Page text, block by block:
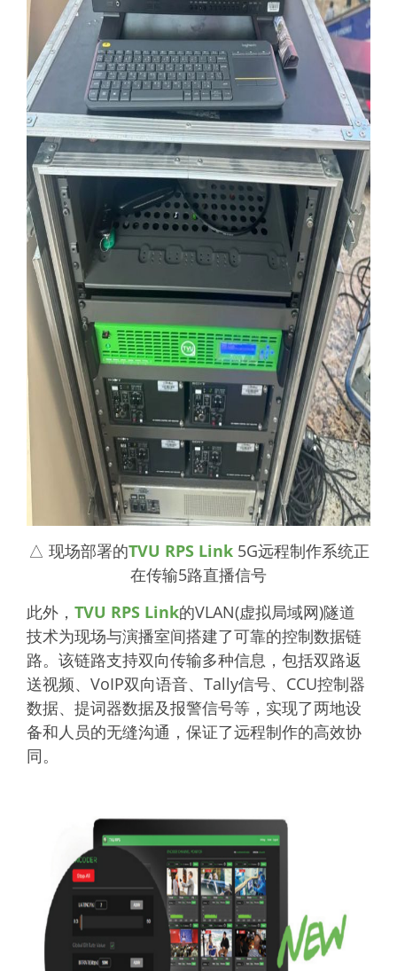
△ 现场部署的TVU RPS Link5G远程制作系统正
在传输5路直播信号
此外， TVU RPS Link的VLAN(虚拟局域网)隧道
技术为现场与演播室间搭建了可靠的控制数据链
路。该链路支持双向传输多种信息，包括双路返
送视频、VoIP双向语音、Tally信号、CCU控制器
数据、提词器数据及报警信号等，实现了两地设
备和人员的无缝沟通，保证了远程制作的高效协
同。